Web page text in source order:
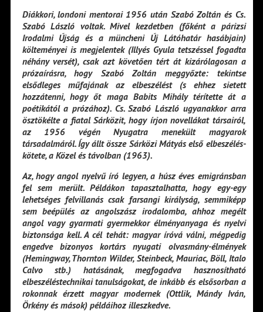
Diákkori, londoni mentorai 1956 után Szabó Zoltán és Cs.
Szabó László voltak. Mivel kezdetben (főként a párizsi
Irodalmi Újság és a müncheni Új Látóhatár hasábjain)
költeményei is megjelentek (Illyés Gyula tetszéssel fogadta
néhány versét), csak azt követően tért át kizárólagosan a
prózaírásra, hogy Szabó Zoltán meggyőzte: tekintse
elsődleges műfajának az elbeszélést (s ehhez sietett
hozzátenni, hogy őt maga Babits Mihály térítette át a
poétikától a prózához). Cs. Szabó László ugyanakkor arra
ösztökélte a fiatal Sárközit, hogy írjon novellákat társairól,
az 1956 végén Nyugatra menekült magyarok
társadalmáról. Így állt össze Sárközi Mátyás első elbeszélés-
kötete, a Közel és távolban (1963).
Az, hogy angol nyelvű író legyen, a húsz éves emigránsban
fel sem merült. Példákon tapasztalhatta, hogy egy-egy
lehetséges felvillanás csak farsangi királyság, semmiképp
sem beépülés az angolszász irodalomba, ahhoz megélt
angol vagy gyarmati gyermekkor élményanyaga és nyelvi
biztonsága kell. A cél tehát: magyar íróvá válni, mégpedig
engedve bizonyos kortárs nyugati olvasmány-élmények
(Hemingway, Thornton Wilder, Steinbeck, Mauriac, Böll, Italo
Calvo stb.) hatásának, megfogadva hasznosítható
elbeszéléstechnikai tanulságokat, de inkább és elsősorban a
rokonnak érzett magyar modernek (Ottlik, Mándy Iván,
Örkény és mások) példáihoz illeszkedve.